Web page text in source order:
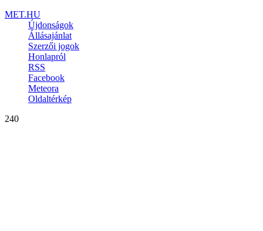
MET.HU
Újdonságok
Állásajánlat
Szerzői jogok
Honlapról
RSS
Facebook
Meteora
Oldaltérkép
240